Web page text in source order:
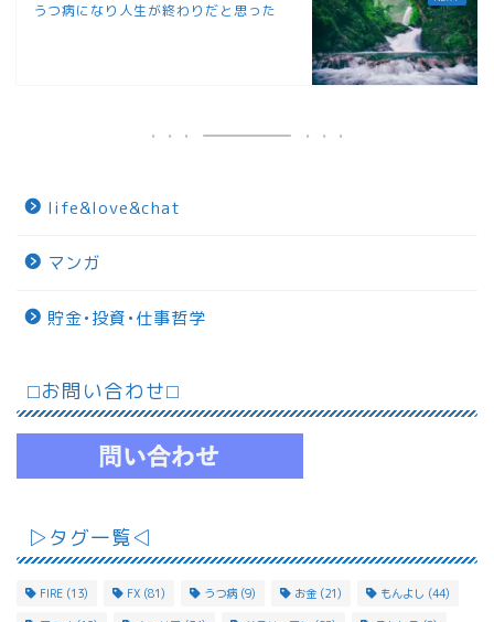
うつ病になり人生が終わりだと思った
life&love&chat
マンガ
貯金•投資•仕事哲学
⬜︎お問い合わせ⬜︎
▷タグ一覧◁
FIRE (13) FX (81) うつ病 (9) お金 (21) もんよし (44)